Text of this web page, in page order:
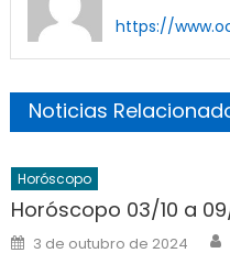
https://
Noticias
Horóscopo
Horóscopo 03/10 a
Posted
on
3 de outubro de 2024